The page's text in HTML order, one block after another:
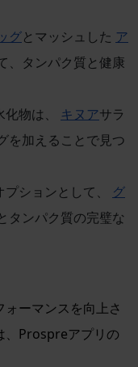
グとマッシュした ア
、タンパク質と健康
物は、 キヌアサラ
を加えることで見つ
ションとして、 グ
タンパク質の完璧な
ーマンスを向上さ
、Prospreアプリの